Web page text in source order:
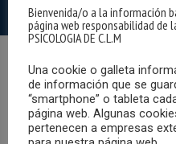
El Colegio Oficial de la
consciente del difícil
profesionales de la
meses de confinamiento,
Bienvenida/o a la información
página web responsabilidad de
PSICOLOGIA DE C.L.M
Una cookie o galleta
de información que se
“smartphone” o tableta
página web. Algunas
pertenecen a empresas